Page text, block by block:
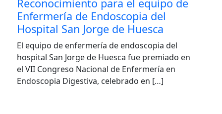
Reconocimiento para el equipo de
Enfermería de Endoscopia del
Hospital San Jorge de Huesca
El equipo de enfermería de endoscopia del
hospital San Jorge de Huesca fue premiado en
el VII Congreso Nacional de Enfermería en
Endoscopia Digestiva, celebrado en […]